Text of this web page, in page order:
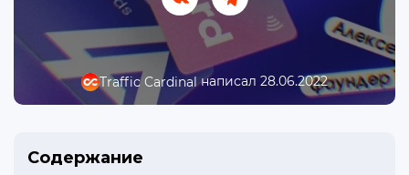
Traffic Cardinalнаписал 28.06.2022
Содержание